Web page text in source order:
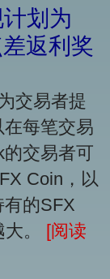
划为
返利奖
交易者提
每笔交易
交易者可
Coin，以
的SFX
。 [阅读